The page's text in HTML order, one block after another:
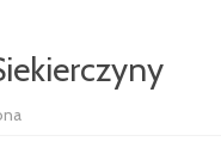
100-LECIE